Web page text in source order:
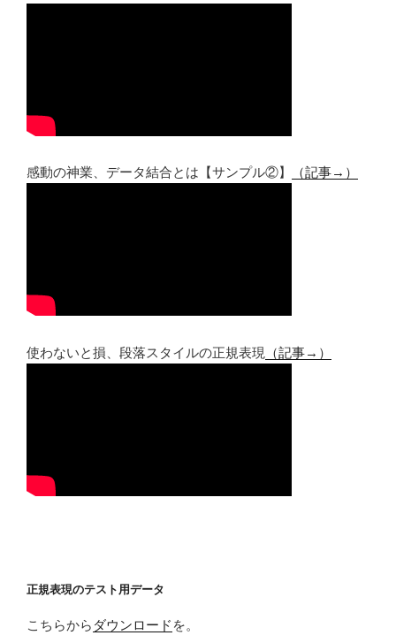
感動の神業、データ結合とは【サンプル②】 （記事→）
使わないと損、段落スタイルの正規表現 （記事→）
正規表現のテスト用データ
こちらから ダウンロード を。